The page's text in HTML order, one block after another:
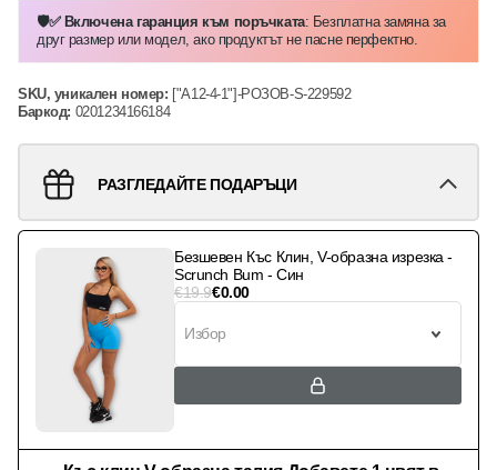
🛡️✅ Включена гаранция към поръчката: Безплатна замяна за
друг размер или модел, ако продуктът не пасне перфектно.
SKU, уникален номер: ["А12-4-1"]-РОЗОВ-S-229592
Баркод: 0201234166184
РАЗГЛЕДАЙТЕ ПОДАРЪЦИ
Безшевен Къс Клин, V-образна изрезка -
Scrunch Bum - Син
€19.9€0.00